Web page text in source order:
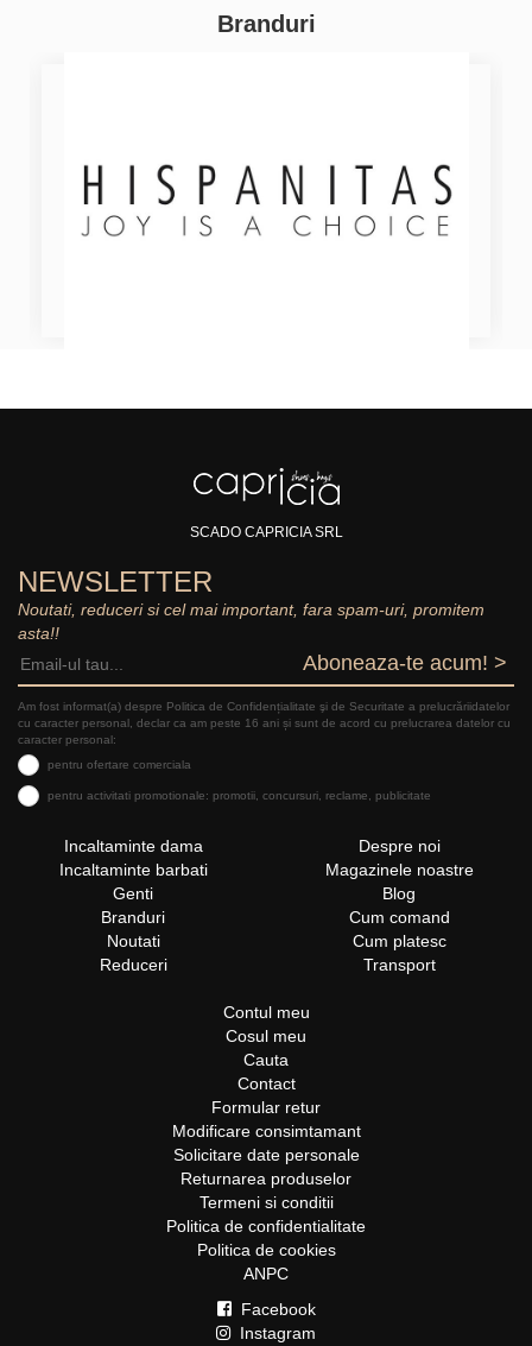
Branduri
SCADO CAPRICIA SRL
NEWSLETTER
Noutati, reduceri si cel mai important, fara spam-uri, promitem
asta!!
Aboneaza-te acum! >
Am fost informat(a) despre Politica de Confidențialitate şi de Securitate a prelucrăriidatelor
cu caracter personal, declar ca am peste 16 ani și sunt de acord cu prelucrarea datelor cu
caracter personal:
pentru ofertare comerciala
pentru activitati promotionale: promotii, concursuri, reclame, publicitate
Incaltaminte dama
Incaltaminte barbati
Genti
Branduri
Noutati
Reduceri
Despre noi
Magazinele noastre
Blog
Cum comand
Cum platesc
Transport
Contul meu
Cosul meu
Cauta
Contact
Formular retur
Modificare consimtamant
Solicitare date personale
Returnarea produselor
Termeni si conditii
Politica de confidentialitate
Politica de cookies
ANPC
Facebook
Instagram